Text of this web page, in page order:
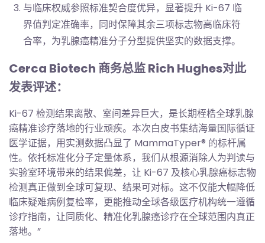
与临床权威参照标准契合度优异，显著提升 Ki-67 临
界值判定准确率，同时保障其余三项标志物高临床符
合率，为乳腺癌精准分子分型提供坚实的数据支撑。
Cerca Biotech 商务总监 Rich Hughes对此
发表评述：
Ki-67 检测结果离散、室间差异巨大，是长期桎梏全球乳腺
癌精准诊疗落地的行业顽疾。本次白皮书集结海量国际循证
医学证据，用实测数据凸显了 MammaTyper® 的标杆属
性。依托标准化分子定量体系，我们从根源消除人为判读与
实验室环境带来的结果偏差，让 Ki-67 及核心乳腺癌标志物
检测真正做到全球可复现、结果可对标。这不仅能大幅降低
临床疑难病例复检率，更能推动全球各级医疗机构统一遵循
诊疗指南，让同质化、精准化乳腺癌诊疗在全球范围内真正
落地。”